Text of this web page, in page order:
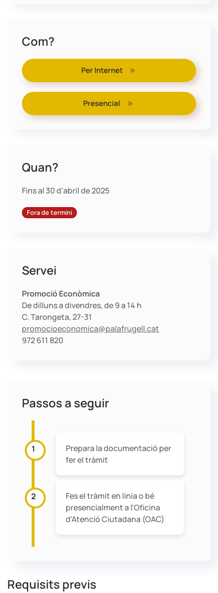
Com?
Per Internet
Presencial
Quan?
Fins al 30 d'abril de 2025
Fora de termini
Servei
Promoció Econòmica
De dilluns a divendres, de 9 a 14 h
C. Tarongeta, 27-31
promocioeconomica@palafrugell.cat
972 611 820
Passos a seguir
Prepara la documentació per
fer el tràmit
1
Fes el tràmit en línia o bé
presencialment a l'Oficina
d'Atenció Ciutadana (OAC)
2
Requisits previs